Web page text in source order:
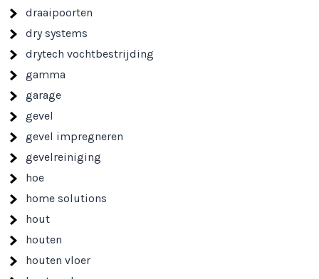
draaipoorten
dry systems
drytech vochtbestrijding
gamma
garage
gevel
gevel impregneren
gevelreiniging
hoe
home solutions
hout
houten
houten vloer